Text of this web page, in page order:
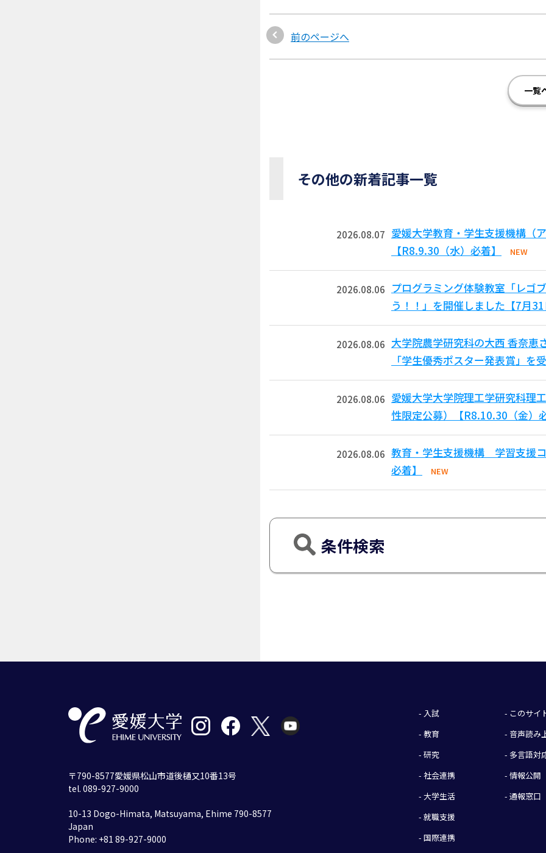
前のページへ
一覧
その他の新着記事一覧
2026.08.07 愛媛大学教育・学生支援機構（
【R8.9.30（水）必着】
NEW
2026.08.06
プログラミング体験教室「レゴ
う！！」を開催しました【7月31
2026.08.06 大学院農学研究科の大西 香奈恵
「学生優秀ポスター発表賞」を
2026.08.06 愛媛大学大学院理工学研究科理
性限定公募）【R8.10.30（金）必
2026.08.06 教育・学生支援機構 学習支援
必着】
NEW
条件検索
- 入試
- 教育
- 研究
- 社会連携
- 大学生活
- 就職支援
- 国際連携
- このサイ
- 音声読み
- 多言語対
- 情報公開
- 通報窓口
〒790-8577愛媛県松山市道後樋又10番13号
tel. 089-927-9000
10-13 Dogo-Himata, Matsuyama, Ehime 790-8577
Japan
Phone: +81 89-927-9000